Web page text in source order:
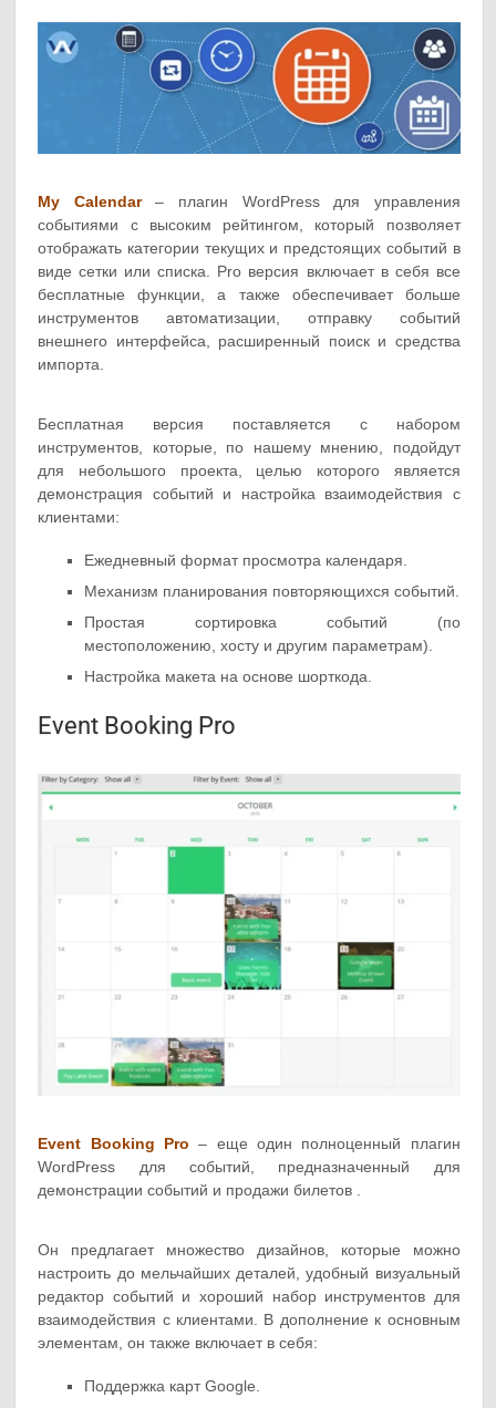
My Calendar– плагин WordPress для управления
событиями с высоким рейтингом, который позволяет
отображать категории текущих и предстоящих событий в
виде сетки или списка. Pro версия включает в себя все
бесплатные функции, а также обеспечивает больше
инструментов автоматизации, отправку событий
внешнего интерфейса, расширенный поиск и средства
импорта.
Бесплатная версия поставляется с набором
инструментов, которые, по нашему мнению, подойдут
для небольшого проекта, целью которого является
демонстрация событий и настройка взаимодействия с
клиентами:
Ежедневный формат просмотра календаря.
Механизм планирования повторяющихся событий.
Простая сортировка событий (по
местоположению, хосту и другим параметрам).
Настройка макета на основе шорткода.
Event Booking Pro
Event Booking Pro – еще один полноценный плагин
WordPress для событий, предназначенный для
демонстрации событий и продажи билетов .
Он предлагает множество дизайнов, которые можно
настроить до мельчайших деталей, удобный визуальный
редактор событий и хороший набор инструментов для
взаимодействия с клиентами. В дополнение к основным
элементам, он также включает в себя:
Поддержка карт Google.